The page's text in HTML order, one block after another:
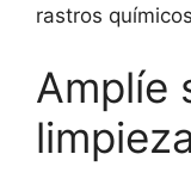
rastros
Amplíe
limpieza